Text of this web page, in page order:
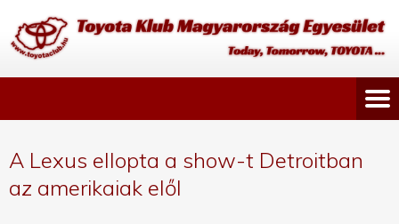
A Lexus ellopta a show-t Detroitban
az amerikaiak elől